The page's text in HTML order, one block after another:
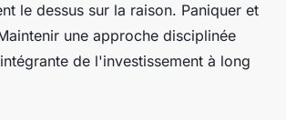
le dessus sur la raison. Paniquer et
une approche disciplinée
de l'investissement à long